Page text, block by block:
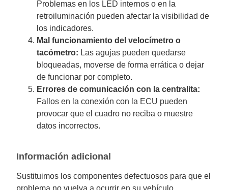
Problemas en los LED internos o en la
retroiluminación pueden afectar la visibilidad de
los indicadores.
Mal funcionamiento del velocímetro o
tacómetro: Las agujas pueden quedarse
bloqueadas, moverse de forma errática o dejar
de funcionar por completo.
Errores de comunicación con la centralita:
Fallos en la conexión con la ECU pueden
provocar que el cuadro no reciba o muestre
datos incorrectos.
Información adicional
Sustituimos los componentes defectuosos para que el